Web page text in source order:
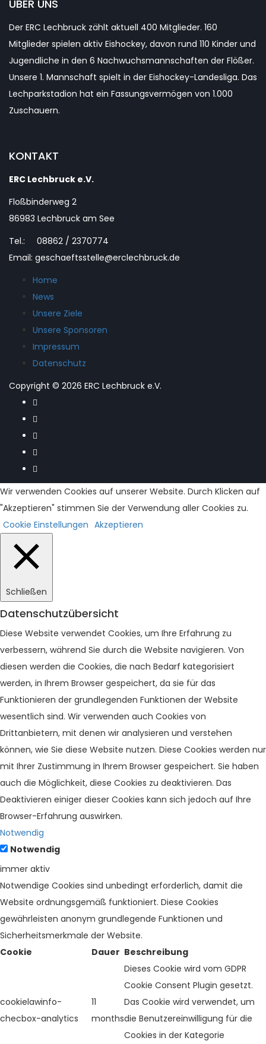
ÜBER UNS
Der ERC Lechbruck zählt aktuell 400 Mitglieder. 160
Mitglieder spielen aktiv Eishockey, davon rund 110 Kinder und
Jugendliche in den 6 Nachwuchsmannschaften der Flößer.
Unsere 1. Mannschaft spielt in der Eishockey-Landesliga. Das
Lechparkstadion hat ein Fassungsvermögen von 1.000
Zuschauern.
KONTAKT
ERC Lechbruck e.V.
Floßbinderweg 2
86983 Lechbruck am See
Tel.: 08862 / 2370774
Email: geschaeftsstelle@erclechbruck.de
Home
News
Unsere Ziele
Unsere Sponsoren
Impressum
Datenschutz
Copyright © 2026 ERC Lechbruck e.V.
Wir verwenden Cookies auf unserer Website. Durch Klicken auf
"Akzeptieren" stimmen Sie der Verwendung aller Cookies zu.
Cookie Einstellungen Akzeptieren
Schließen
Datenschutzübersicht
Diese Website verwendet Cookies, um Ihre Erfahrung zu
verbessern, während Sie durch die Website navigieren. Von
diesen werden die Cookies, die nach Bedarf kategorisiert
werden, in Ihrem Browser gespeichert, da sie für das
Funktionieren der grundlegenden Funktionen der Website
wesentlich sind. Wir verwenden auch Cookies von
Drittanbietern, mit denen wir analysieren und verstehen
können, wie Sie diese Website nutzen. Diese Cookies werden nur
mit Ihrer Zustimmung in Ihrem Browser gespeichert. Sie haben
auch die Möglichkeit, diese Cookies zu deaktivieren. Das
Deaktivieren einiger dieser Cookies kann sich jedoch auf Ihre
Browser-Erfahrung auswirken.
Notwendig
Notwendig
immer aktiv
Notwendige Cookies sind unbedingt erforderlich, damit die
Website ordnungsgemäß funktioniert. Diese Cookies
gewährleisten anonym grundlegende Funktionen und
Sicherheitsmerkmale der Website.
Cookie
Dauer Beschreibung
cookielawinfo-
checbox-analytics
11
months
Dieses Cookie wird vom GDPR
Cookie Consent Plugin gesetzt.
Das Cookie wird verwendet, um
die Benutzereinwilligung für die
Cookies in der Kategorie